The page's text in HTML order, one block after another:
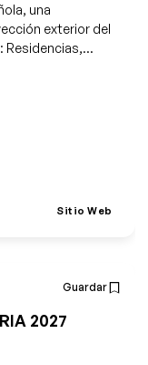
una
exterior del
Residencias,
Sitio Web
Guardar
2027